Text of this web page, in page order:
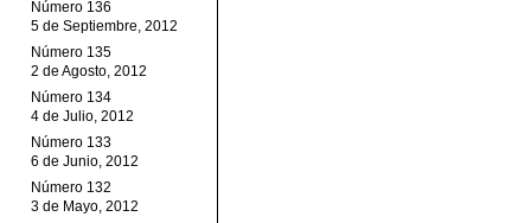
Número 136
5 de Septiembre, 2012
Número 135
2 de Agosto, 2012
Número 134
4 de Julio, 2012
Número 133
6 de Junio, 2012
Número 132
3 de Mayo, 2012